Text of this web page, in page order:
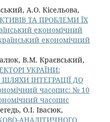
А.О. Кісельова,
ТА ПРОБЛЕМИ ЇХ
економічний
економічний
В.М. Краєвський,
УКРАЇНИ:
ІНТЕГРАЦІЇ ДО
часопис: № 10
часопис
О.І. Івасюк,
АНАЛІТИЧНОГО